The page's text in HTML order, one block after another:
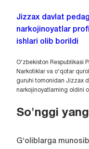
Jizzax davlat
narkojinoyatlar
ishlari olib borildi
O‘zbekiston Respublikasi
Narkotiklar va o‘qotar
guruhi tomonidan Jizzax
narkojinoyatlarning oldini
So'nggi
G‘oliblarga